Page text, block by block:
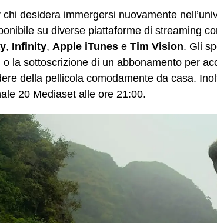
chi desidera immergersi nuovamente
su diverse piattaforme di streaming
, Infinity, Apple iTunes e Tim Vision. Gli
o la sottoscrizione di un abbonamento per
della pellicola comodamente da casa.
20 Mediaset alle ore 21:00.